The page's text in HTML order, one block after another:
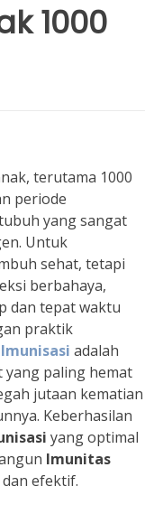
1000
terutama 1000
periode
yang sangat
Untuk
sehat, tetapi
berbahaya,
dan tepat waktu
praktik
adalah
yang paling hemat
jutaan kematian
Keberhasilan
yang optimal
Imunitas
efektif.